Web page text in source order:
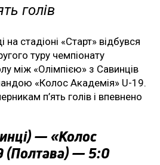
голів
на стадіоні «Старт» відбувся
туру чемпіонату
між «Олімпією» з Савинців
«Колос Академія» U-19.
п’ять голів і впевнено
— «Колос
(Полтава) — 5:0